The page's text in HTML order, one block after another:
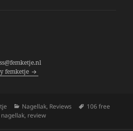
femketje
Categories
Nagellak, Reviews Tags
106 free
nagellak, review